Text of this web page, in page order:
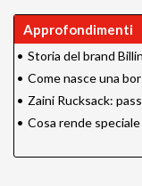
Approfondimenti
• Storia del brand
• Come nasce una
• Zaini Rucksack:
• Cosa rende